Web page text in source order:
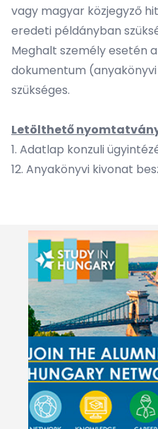
vagy magyar közjegyző
eredeti példányban
Meghalt személy esetén
dokumentum
szükséges.
Letölthető
1. Adatlap konzuli
12. Anyakönyvi kivonat